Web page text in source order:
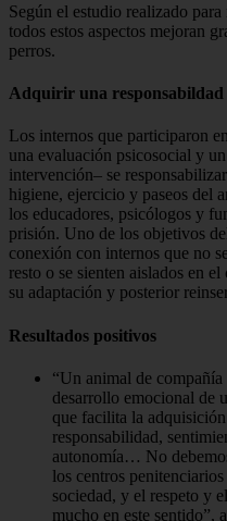
Según el estudio realizado
todos estos aspectos mejoran
perros.
Adquirir una responsabildad
Los internos que participaron
una evaluación psicosocial y
intervención– se
higiene, ejercicio y paseos del
los educadores, psicólogos y
prisión. Uno de los objetivos
conexión con internos que no
resto o se sienten aislados en
su adaptación y posterior
Resultados positivos
“Un animal de
desarrollo emocional de
que facilita la
responsabilidad,
autonomía… No
los centros
sociedad, y el respeto y
mucho en este sentido”,